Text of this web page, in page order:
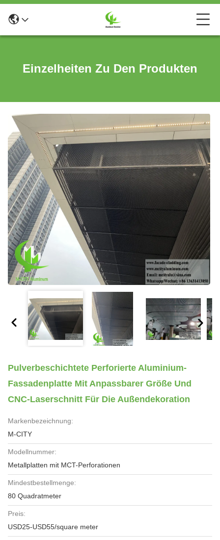
Einzelheiten Zu Den Produkten
Pulverbeschichtete Perforierte Aluminium-
Fassadenplatte Mit Anpassbarer Größe Und
CNC-Laserschnitt Für Die Außendekoration
Markenbezeichnung:
M-CITY
Modellnummer:
Metallplatten mit MCT-Perforationen
Mindestbestellmenge:
80 Quadratmeter
Preis:
USD25-USD55/square meter